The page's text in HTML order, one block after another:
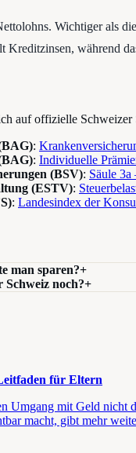
Wichtiger als
Kreditzinsen, während
auf offizielle
:
: Individuelle
(BSV): Säule
(ESTV):
: Landesindex der
man sparen?+
noch?+
für Eltern
mit Geld nicht
macht, gibt mehr